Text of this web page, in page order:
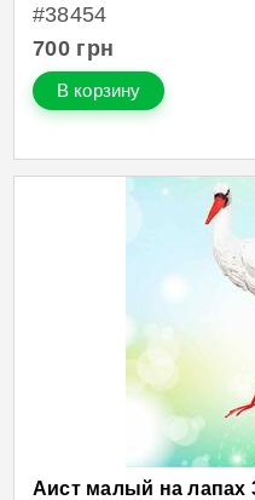
#38454
700 грн
В корзину
Аист малый на лапах